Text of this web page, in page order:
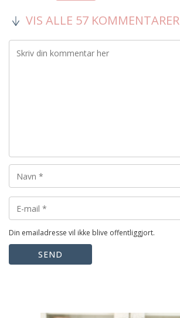
VIS ALLE 57 KOMMENTARER
Din emailadresse vil ikke blive offentliggjort.
SEND